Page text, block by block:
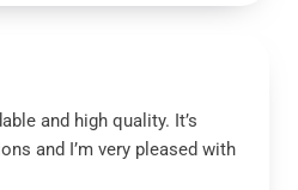
and high quality. It’s
and I’m very pleased with